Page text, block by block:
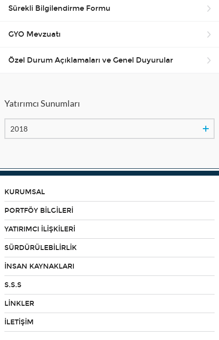
Sürekli Bilgilendirme Formu
GYO Mevzuatı
Özel Durum Açıklamaları ve Genel Duyurular
Yatırımcı Sunumları
2018
KURUMSAL
PORTFÖY BİLGİLERİ
YATIRIMCI İLİŞKİLERİ
SÜRDÜRÜLEBİLİRLİK
İNSAN KAYNAKLARI
S.S.S
LİNKLER
İLETİŞİM